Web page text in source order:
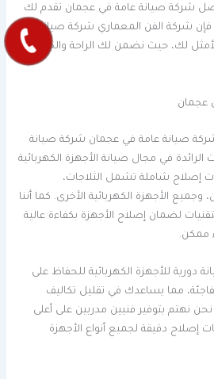
شركة صيانة عامة في عجمان تقدم لك
شركة الفن المعماري شركة صيانة
لك، حيث نضمن لك الراحة والجودة
عجمان
صيانة عامة في عجمان شركة صيانة
في مجال صيانة الأجهزة الكهربائية
إصلاح شاملة تشمل الثلاجات،
وجميع الأجهزة الكهربائية الأخرى. كما أننا
لضمان إصلاح الأجهزة بكفاءة عالية
ممكن.
دورية للأجهزة الكهربائية للحفاظ على
مما يساعدك في تقليل تكاليف
نهتم بتوفير فنيين مدربين على أعلى
دقيقة لجميع أنواع الأجهزة